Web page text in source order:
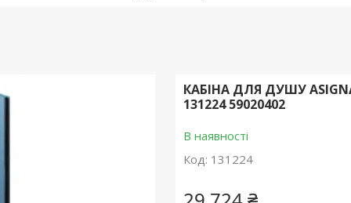
КАБІНА ДЛЯ ДУШУ
131224 59020402
В наявності
Код: 131224